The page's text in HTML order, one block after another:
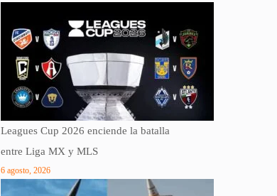
Leagues Cup 2026 enciende la batalla
entre Liga MX y MLS
6 agosto, 2026